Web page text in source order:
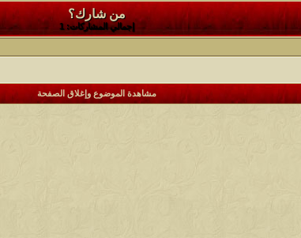
من شارك؟
إجمالي المشاركات: 1
مشاهدة الموضوع وإغلاق الصفحة